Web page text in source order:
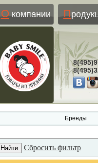
Окомпании П
Бренды
Сбросить фильтр